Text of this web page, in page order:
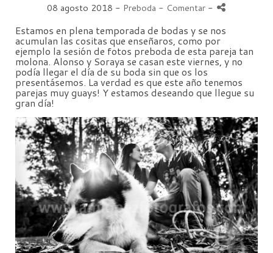
08 agosto 2018 - Preboda - Comentar -
Estamos en plena temporada de bodas y se nos
acumulan las cositas que enseñaros, como por
ejemplo la sesión de fotos preboda de esta pareja tan
molona. Alonso y Soraya se casan este viernes, y no
podía llegar el día de su boda sin que os los
presentásemos. La verdad es que este año tenemos
parejas muy guays! Y estamos deseando que llegue su
gran día!